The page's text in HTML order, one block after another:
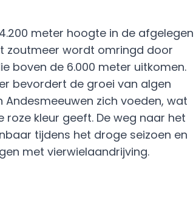
meter hoogte in de afgelegen
zoutmeer wordt omringd door
boven de 6.000 meter uitkomen.
bevordert de groei van algen
zich voeden, wat
roze kleur geeft. De weg naar het
tijdens het droge seizoen en
met vierwielaandrijving.